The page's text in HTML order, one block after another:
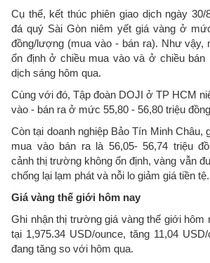
Cụ thể, kết thúc phiên giao dịch ngày 30/
đá quý Sài Gòn niêm yết giá vàng ở
đồng/lượng (mua vào - bán ra). Như vậy,
ổn định ở chiều mua vào và ở chiều bán
dịch sáng hôm qua.
Cùng với đó, Tập đoàn DOJI ở TP HCM
vào - bán ra ở mức 55,80 - 56,80 triệu
Còn tại doanh nghiệp Bảo Tín Minh Châu,
mua vào bán ra là 56,05- 56,74 triệu
cảnh thị trường không ổn định, vàng vẫn
chống lại lạm phát và nỗi lo giảm giá tiền tệ.
Giá vàng thế giới hôm nay
Ghi nhận thị trường giá vàng thế giới
tại 1,975.34 USD/ounce, tăng 11,04
đang tăng so với hôm qua.